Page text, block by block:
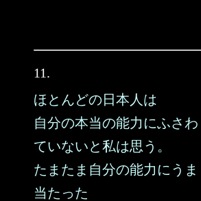
11.
ほとんどの日本人は
自分の本当の能力にふさ
ていないと私は思う。
たまたま自分の能力にう
当たった